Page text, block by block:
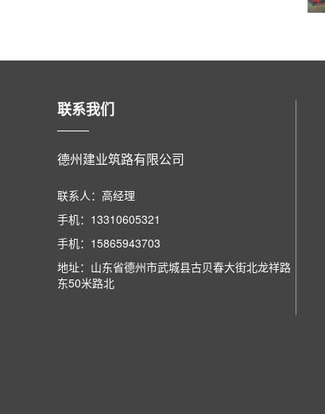
联系我们
德州建业筑路有限公司
联系人：高经理
手机：13310605321
手机：15865943703
地址：山东省德州市武城县古贝春大街北龙祥路
东50米路北